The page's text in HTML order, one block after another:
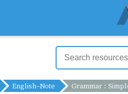
English-Note Grammar : Simple